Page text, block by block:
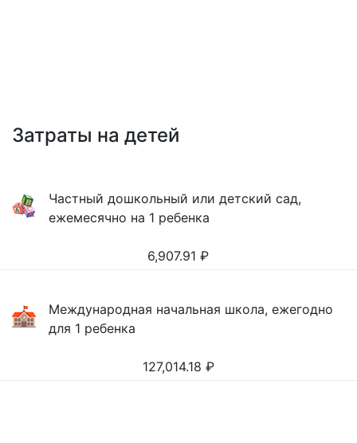
Затраты на детей
Частный дошкольный или детский сад,
ежемесячно на 1 ребенка
6,907.91 ₽
Международная начальная школа, ежегодно
для 1 ребенка
127,014.18 ₽